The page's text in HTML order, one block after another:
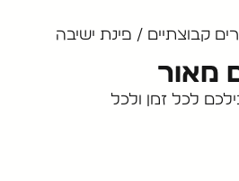
קבוצתיים / פינת ישיבה
מאור
לכל זמן ולכל